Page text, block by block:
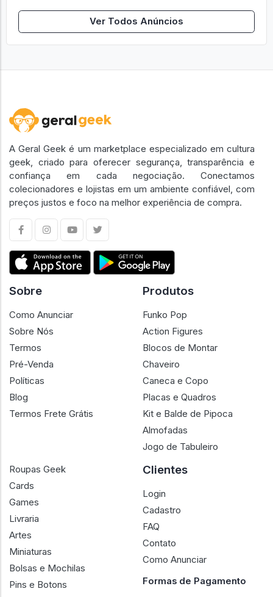
Ver Todos Anúncios
A Geral Geek é um marketplace especializado em cultura
geek, criado para oferecer segurança, transparência e
confiança em cada negociação. Conectamos
colecionadores e lojistas em um ambiente confiável, com
preços justos e foco na melhor experiência de compra.
Sobre
Como Anunciar
Sobre Nós
Termos
Pré-Venda
Políticas
Blog
Termos Frete Grátis
Produtos
Funko Pop
Action Figures
Blocos de Montar
Chaveiro
Caneca e Copo
Placas e Quadros
Kit e Balde de Pipoca
Almofadas
Jogo de Tabuleiro
Roupas Geek
Cards
Games
Livraria
Artes
Miniaturas
Bolsas e Mochilas
Pins e Botons
Clientes
Login
Cadastro
FAQ
Contato
Como Anunciar
Formas de Pagamento